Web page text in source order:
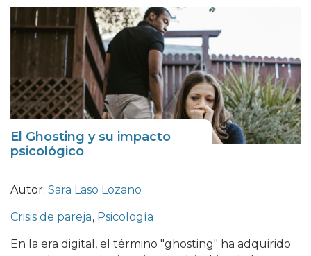
El Ghosting y su impacto
psicológico
Autor: Sara Laso Lozano
Crisis de pareja, Psicología
En la era digital, el término "ghosting" ha adquirido